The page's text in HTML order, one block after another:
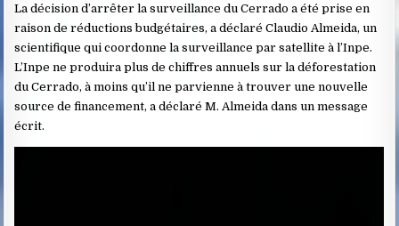
La décision d’arrêter la surveillance du Cerrado a été prise en
raison de réductions budgétaires, a déclaré Claudio Almeida, un
scientifique qui coordonne la surveillance par satellite à l’Inpe.
L’Inpe ne produira plus de chiffres annuels sur la déforestation
du Cerrado, à moins qu’il ne parvienne à trouver une nouvelle
source de financement, a déclaré M. Almeida dans un message
écrit.